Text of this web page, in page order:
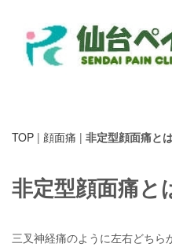
TOP | 顔面痛 | 非定型顔面痛と
非定型顔面痛と
三叉神経痛のように左右どちら